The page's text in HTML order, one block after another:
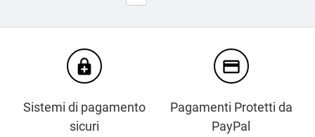
enhanced_encryption
Sistemi di pagamento
sicuri
credit_card
Pagamenti Protetti da
PayPal